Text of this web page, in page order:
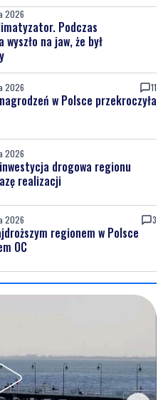
2026
Podczas
na jaw, że był
2026 11
w Polsce przekroczyła
2026
drogowa regionu
realizacji
2026 3
regionem w Polsce
OC